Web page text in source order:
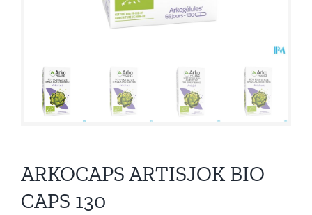
ARKOCAPS ARTISJOK BIO
CAPS 130